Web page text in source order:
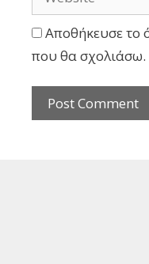
Αποθήκευσε το
που θα σχολιάσω.